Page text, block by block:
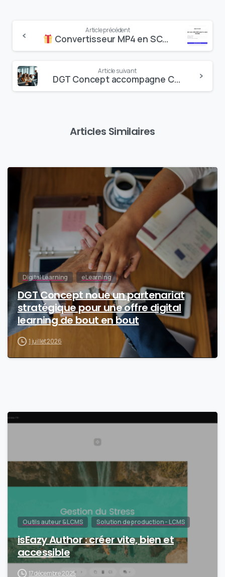
Reading
Article précédent
Convertisseur MP4 en SCORM GRATUIT
Article suivant
DGT Concept accompagne CER FRANCE AGC Vendée dans la création de formations e-learning avec iSpring Suite MAX
Articles Similaires
Digital Learning eLearning
DGT Concept noue un partenariat
stratégique pour une offre digital
learning de bout en bout
1 juillet 2026
Outils auteur & LCMS Solution de production - LCMS
isEazy Author : créer vite, bien et
accessible
17 décembre 2025